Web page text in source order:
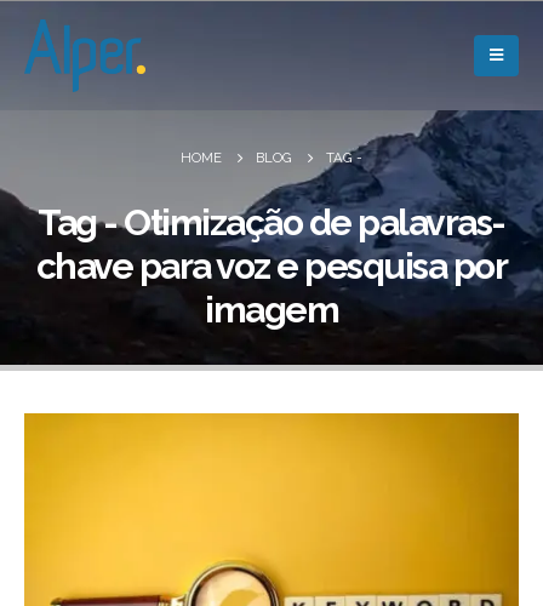
HOME BLOG TAG -
Tag - Otimização de palavras-
chave para voz e pesquisa por
imagem